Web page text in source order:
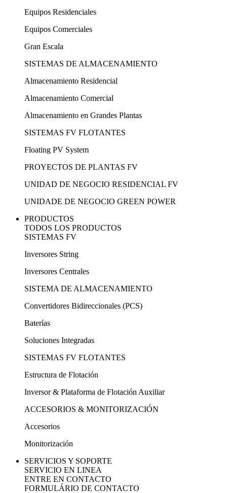
Equipos Residenciales
Equipos Comerciales
Gran Escala
SISTEMAS DE ALMACENAMIENTO
Almacenamiento Residencial
Almacenamiento Comercial
Almacenamiento en Grandes Plantas
SISTEMAS FV FLOTANTES
Floating PV System
PROYECTOS DE PLANTAS FV
UNIDAD DE NEGOCIO RESIDENCIAL FV
UNIDADE DE NEGOCIO GREEN POWER
PRODUCTOS
TODOS LOS PRODUCTOS
SISTEMAS FV
Inversores String
Inversores Centrales
SISTEMA DE ALMACENAMIENTO
Convertidores Bidireccionales (PCS)
Baterías
Soluciones Integradas
SISTEMAS FV FLOTANTES
Estructura de Flotación
Inversor & Plataforma de Flotación Auxiliar
ACCESORIOS & MONITORIZACIÓN
Accesorios
Monitorización
SERVICIOS Y SOPORTE
SERVICIO EN LINEA
ENTRE EN CONTACTO
FORMULÁRIO DE CONTACTO